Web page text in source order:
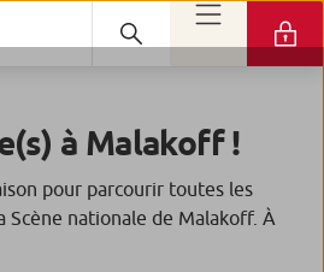
à Malakoff !
pour parcourir toutes les
Scène nationale de Malakoff. À